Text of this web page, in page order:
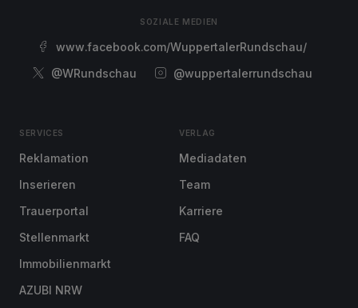
SOZIALE MEDIEN
www.facebook.com/WuppertalerRundschau/
@WRundschau
@wuppertalerrundschau
SERVICES
Reklamation
Inserieren
Trauerportal
Stellenmarkt
Immobilienmarkt
AZUBI NRW
VERLAG
Mediadaten
Team
Karriere
FAQ